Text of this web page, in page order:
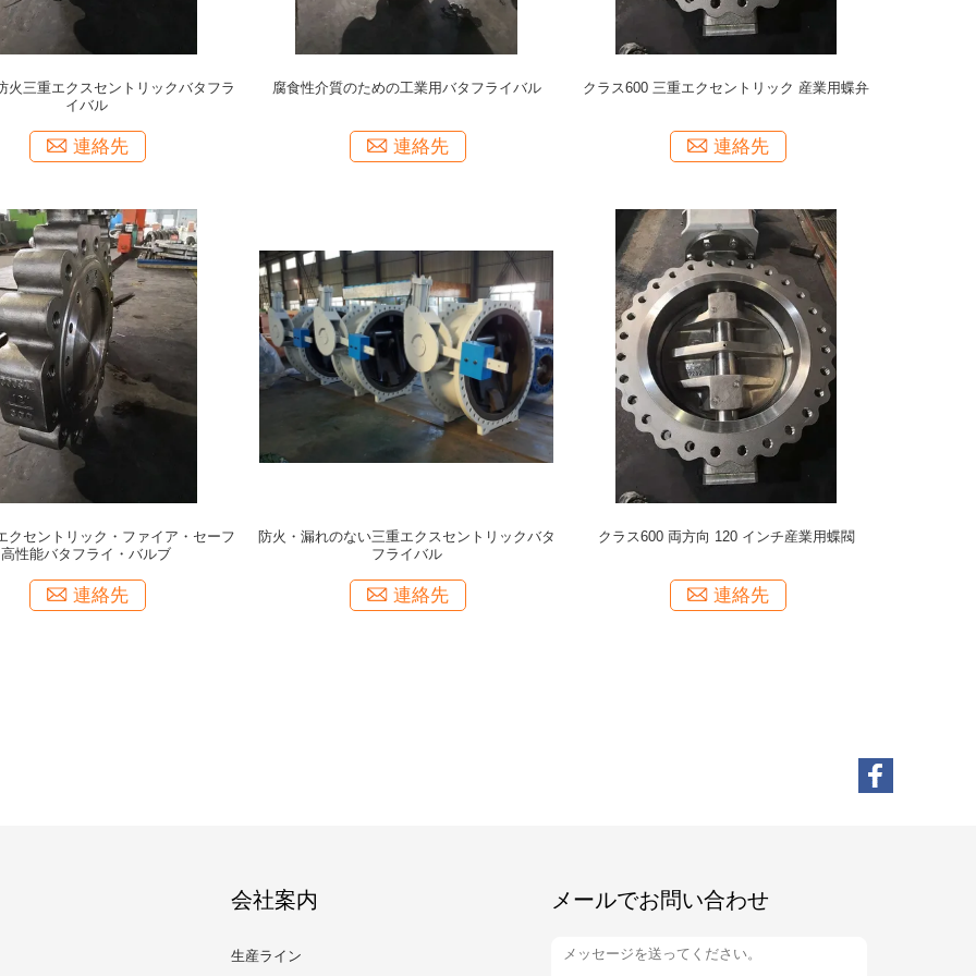
火三重エクスセントリックバタフラ
イバル
連絡先
腐食性介質のための工業用バタフライバル
連絡先
クラス600 三重エクセントリック 産業用蝶弁
連絡先
クセントリック・ファイア・セーフ
高性能バタフライ・バルブ
連絡先
防火・漏れのない三重エクスセントリックバタ
フライバル
連絡先
クラス600 両方向 120 インチ産業用蝶閥
連絡先
会社案内
生産ライン
メールでお問い合わせ